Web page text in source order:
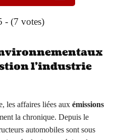
- (7 votes)
l’industrie
les affaires liées aux émissions
la chronique. Depuis le
automobiles sont sous